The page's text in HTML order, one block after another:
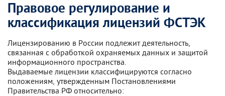
Правовое регулирование и
классификация лицензий ФСТЭК
Лицензированию в России подлежит деятельность,
связанная с обработкой охраняемых данных и защитой
информационного пространства.
Выдаваемые лицензии классифицируются согласно
положениям, утвержденным Постановлениями
Правительства РФ относительно: